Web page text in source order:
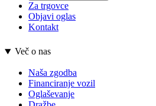
Za trgovce
Objavi oglas
Kontakt
Več o nas
Naša zgodba
Financiranje vozil
Oglaševanje